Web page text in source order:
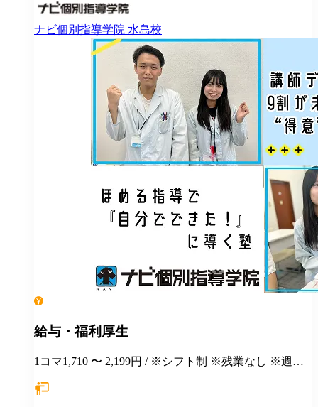
ナビ個別指導学院 水島校
給与・福利厚生
1コマ1,710 〜 2,199円 / ※シフト制 ※残業なし ※週１
等にも別途お支払いします(規定あり) ＊有給休暇あり